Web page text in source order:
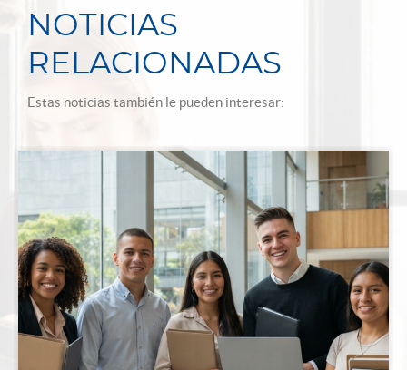
NOTICIAS
RELACIONADAS
Estas noticias también le pueden interesar: